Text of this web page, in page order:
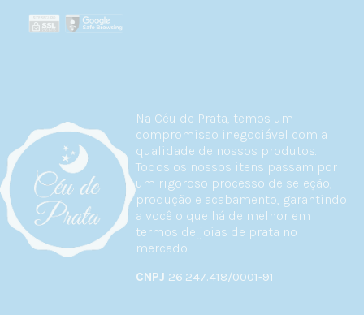
Na Céu de Prata, temos um
compromisso inegociável com a
qualidade de nossos produtos.
Todos os nossos itens passam por
um rigoroso processo de seleção,
produção e acabamento, garantindo
a você o que há de melhor em
termos de joias de prata no
mercado.
CNPJ 26.247.418/0001-91